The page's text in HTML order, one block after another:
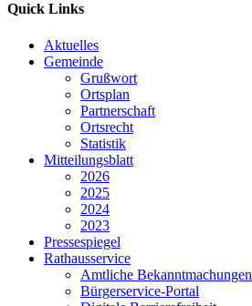
Quick Links
Aktuelles
Gemeinde
Grußwort
Ortsplan
Partnerschaft
Ortsrecht
Statistik
Mitteilungsblatt
2026
2025
2024
2023
Pressespiegel
Rathausservice
Amtliche Bekanntmachungen
Bürgerservice-Portal